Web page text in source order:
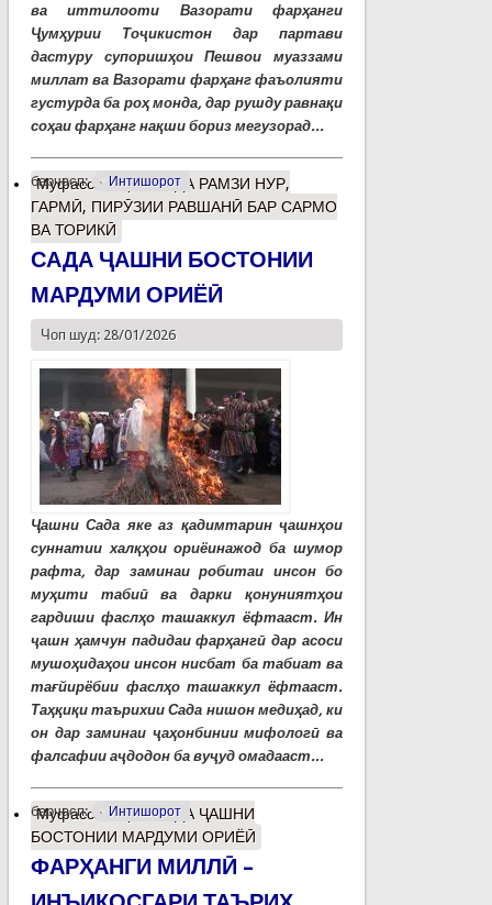
ва иттилооти Вазорати фарҳанги
Ҷумҳурии Тоҷикистон дар партави
дастуру супоришҳои Пешвои муаззами
миллат ва Вазорати фарҳанг фаъолияти
густурда ба роҳ монда, дар рушду равнақи
соҳаи фарҳанг нақши бориз мегузорад...
барчасп: Интишорот
Муфассалтаро САДА РАМЗИ НУР,
ГАРМӢ, ПИРӮЗИИ РАВШАНӢ БАР САРМО
ВА ТОРИКӢ
САДА ҶАШНИ БОСТОНИИ
МАРДУМИ ОРИЁӢ
Чоп шуд: 28/01/2026
Ҷашни Сада яке аз қадимтарин ҷашнҳои
суннатии халқҳои ориёинажод ба шумор
рафта, дар заминаи робитаи инсон бо
муҳити табиӣ ва дарки қонуниятҳои
гардиши фаслҳо ташаккул ёфтааст. Ин
ҷашн ҳамчун падидаи фарҳангӣ дар асоси
мушоҳидаҳои инсон нисбат ба табиат ва
тағйирёбии фаслҳо ташаккул ёфтааст.
Таҳқиқи таърихии Сада нишон медиҳад, ки
он дар заминаи ҷаҳонбинии мифологӣ ва
фалсафии аҷдодон ба вуҷуд омадааст...
барчасп: Интишорот
Муфассалтаро САДА ҶАШНИ
БОСТОНИИ МАРДУМИ ОРИЁӢ
ФАРҲАНГИ МИЛЛӢ –